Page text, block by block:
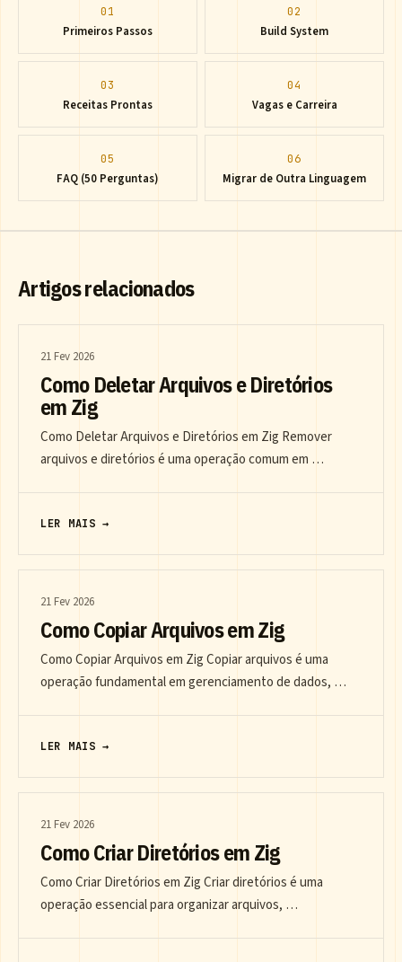
01
Primeiros Passos
02
Build System
03
Receitas Prontas
04
Vagas e Carreira
05
FAQ (50 Perguntas)
06
Migrar de Outra Linguagem
Artigos relacionados
21 Fev 2026
Como Deletar Arquivos e Diretórios
em Zig
Como Deletar Arquivos e Diretórios em Zig Remover
arquivos e diretórios é uma operação comum em …
LER MAIS →
21 Fev 2026
Como Copiar Arquivos em Zig
Como Copiar Arquivos em Zig Copiar arquivos é uma
operação fundamental em gerenciamento de dados, …
LER MAIS →
21 Fev 2026
Como Criar Diretórios em Zig
Como Criar Diretórios em Zig Criar diretórios é uma
operação essencial para organizar arquivos, …